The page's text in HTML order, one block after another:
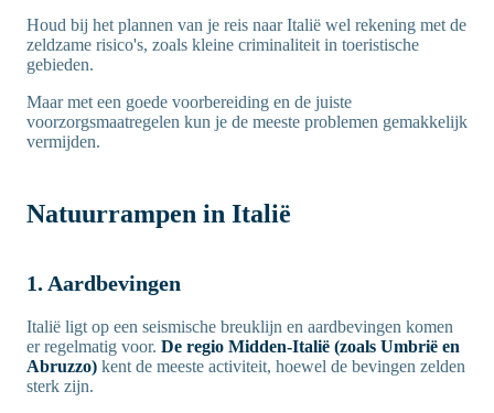
Houd bij het plannen van je reis naar Italië wel rekening met de
zeldzame risico's, zoals kleine criminaliteit in toeristische
gebieden.
Maar met een goede voorbereiding en de juiste
voorzorgsmaatregelen kun je de meeste problemen gemakkelijk
vermijden.
Natuurrampen in Italië
1. Aardbevingen
Italië ligt op een seismische breuklijn en aardbevingen komen
er regelmatig voor. De regio Midden-Italië (zoals Umbrië en
Abruzzo) kent de meeste activiteit, hoewel de bevingen zelden
sterk zijn.